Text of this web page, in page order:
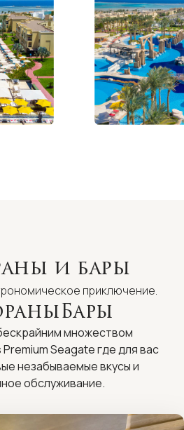
и бары
приключение.
Бары
множеством
Seagate где для вас
незабываемые вкусы и
обслуживание.